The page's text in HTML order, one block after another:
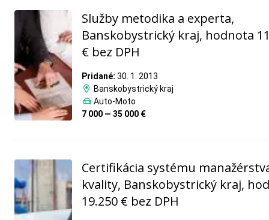
Služby metodika a experta,
Banskobystrický kraj, hodnota
€ bez DPH
Pridané: 30. 1. 2013
Banskobystrický kraj
Auto-Moto
7 000 — 35 000 €
Certifikácia systému
kvality, Banskobystrický kraj,
19.250 € bez DPH